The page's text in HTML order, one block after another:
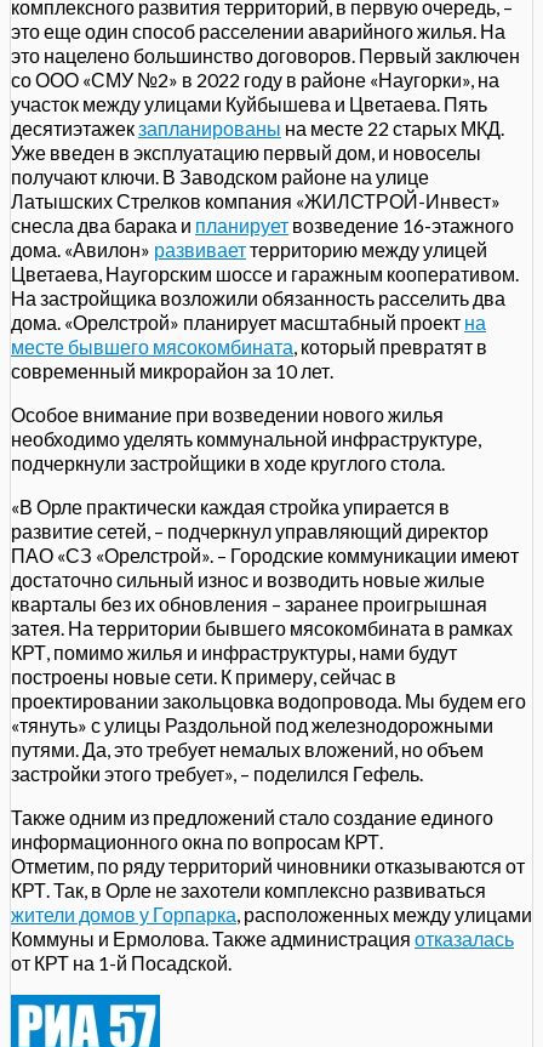
комплексного развития территорий, в первую очередь, –
это еще один способ расселении аварийного жилья. На
это нацелено большинство договоров. Первый заключен
со ООО «СМУ №2» в 2022 году в районе «Наугорки», на
участок между улицами Куйбышева и Цветаева. Пять
десятиэтажекзапланированы на месте 22 старых МКД.
Уже введен в эксплуатацию первый дом, и новоселы
получают ключи. В Заводском районе на улице
Латышских Стрелков компания «ЖИЛСТРОЙ-Инвест»
снесла два барака и планирует возведение 16-этажного
дома. «Авилон» развиваеттерриторию между улицей
Цветаева, Наугорским шоссе и гаражным кооперативом.
На застройщика возложили обязанность расселить два
дома. «Орелстрой» планирует масштабный проект на
месте бывшего мясокомбината , который превратят в
современный микрорайон за 10 лет.
Особое внимание при возведении нового жилья
необходимо уделять коммунальной инфраструктуре,
подчеркнули застройщики в ходе круглого стола.
«В Орле практически каждая стройка упирается в
развитие сетей, – подчеркнул управляющий директор
ПАО «СЗ «Орелстрой». – Городские коммуникации имеют
достаточно сильный износ и возводить новые жилые
кварталы без их обновления – заранее проигрышная
затея. На территории бывшего мясокомбината в рамках
КРТ, помимо жилья и инфраструктуры, нами будут
построены новые сети. К примеру, сейчас в
проектировании закольцовка водопровода. Мы будем его
«тянуть» с улицы Раздольной под железнодорожными
путями. Да, это требует немалых вложений, но объем
застройки этого требует», – поделился Гефель.
Также одним из предложений стало создание единого
информационного окна по вопросам КРТ.
Отметим, по ряду территорий чиновники отказываются от
КРТ. Так, в Орле не захотели комплексно развиваться
жители домов у Горпарка , расположенных между улицами
Коммуны и Ермолова. Также администрация отказалась
от КРТ на 1-й Посадской.